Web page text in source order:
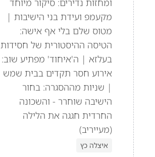
ומחזות נדירים: סיקור מיוחד
מקעמפ ועידת בני הישיבות |
מטוס שלם בלי אף אישה:
הטיסה ההיסטורית של חסידות
בעלזא | ה'איחוד' מפתיע שוב:
אירוע חסר תקדים בבית שמש
| שניות מההסגרה: בחור
הישיבה שוחרר - והשכונה
החרדית חגגה את הלילה
(מעייריב)
איצלה כץ